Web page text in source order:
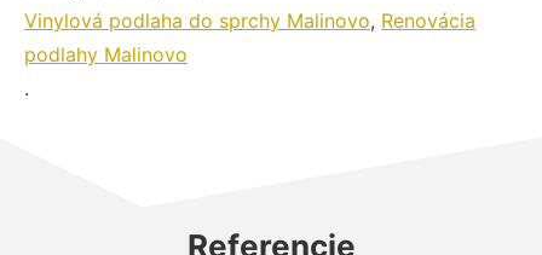
Vinylová podlaha do sprchy Malinovo, Renovácia
podlahy Malinovo
.
Referencie